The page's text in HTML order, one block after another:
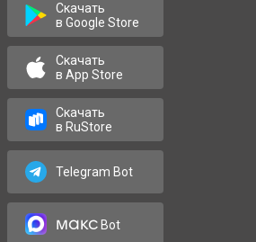
Скачать
в Google Store
Скачать
в App Store
Скачать
в RuStore
Telegram Bot
максBot